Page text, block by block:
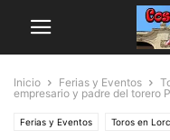
Inicio Ferias y Eventos
empresario y padre del torero
Ferias y Eventos Toros en